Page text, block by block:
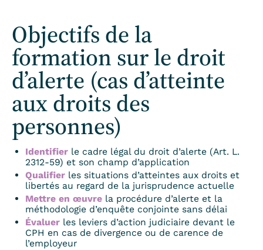
Objectifs de la
formation sur le droit
d’alerte (cas d’atteinte
aux droits des
personnes)
Identifier le cadre légal du droit d’alerte (Art. L.
2312-59) et son champ d’application
Qualifier les situations d’atteintes aux droits et
libertés au regard de la jurisprudence actuelle
Mettre en œuvre la procédure d’alerte et la
méthodologie d’enquête conjointe sans délai
Évaluer les leviers d’action judiciaire devant le
CPH en cas de divergence ou de carence de
l’employeur